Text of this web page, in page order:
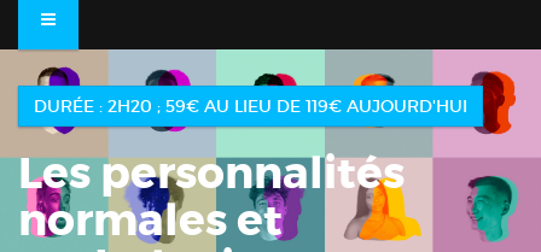
DURÉE : 2H20 ; 59€ AU LIEU DE 119€ AUJOURD'HUI
Les personnalités
normales et